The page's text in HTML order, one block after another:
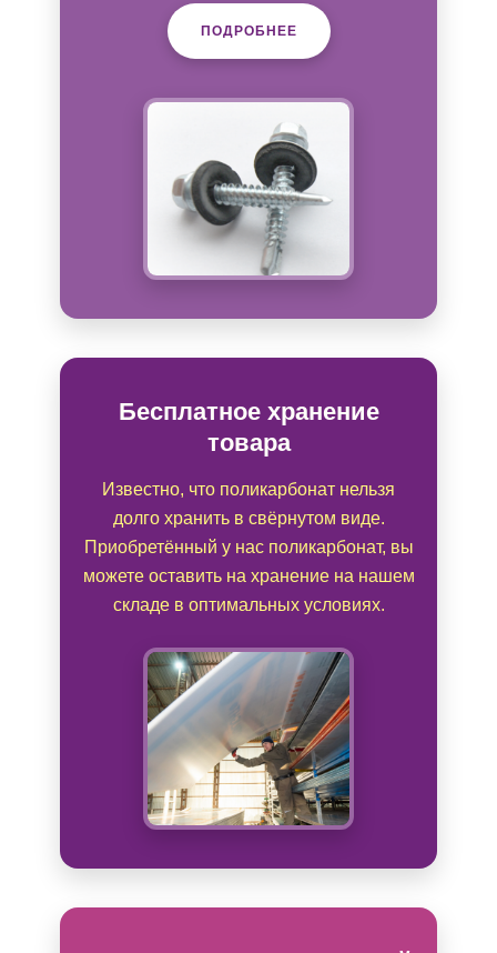
ПОДРОБНЕЕ
Бесплатное хранение
товара
Известно, что поликарбонат нельзя
долго хранить в свёрнутом виде.
Приобретённый у нас поликарбонат, вы
можете оставить на хранение на нашем
складе в оптимальных условиях.